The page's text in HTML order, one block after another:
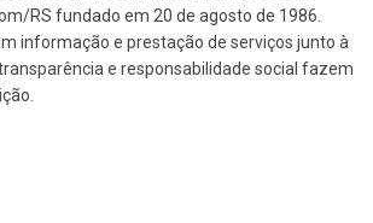
RS fundado em 20 de agosto de 1986.
informação e prestação de serviços junto à
e responsabilidade social fazem